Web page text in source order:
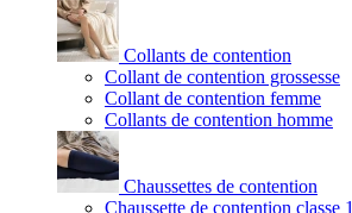
Collants de contention
Collant de contention grossesse
Collant de contention femme
Collants de contention homme
Chaussettes de contention
Chaussette de contention classe 1